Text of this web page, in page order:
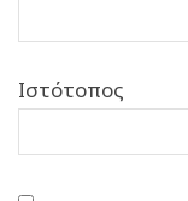
Ιστότοπος